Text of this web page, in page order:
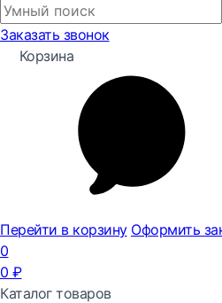
Заказать звонок
Корзина
Перейти в корзину Оформить
0
0 ₽
Каталог товаров